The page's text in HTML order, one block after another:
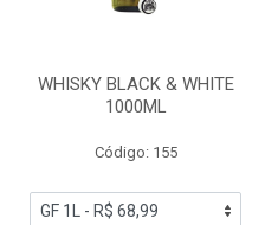
WHISKY BLACK & WHITE
1000ML
Código: 155